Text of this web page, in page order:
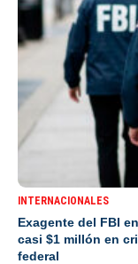
INTERNACIONALES
Exagente del FBI
casi $1 millón en
federal